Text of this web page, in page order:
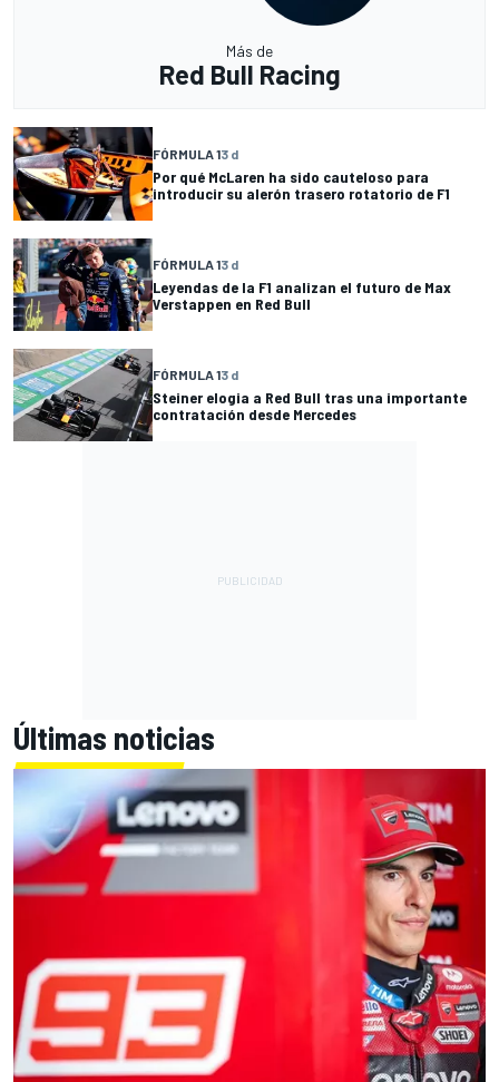
Más de
Red Bull Racing
FÓRMULA 13 d
Por qué McLaren ha sido cauteloso para
introducir su alerón trasero rotatorio de F1
FÓRMULA 13 d
Leyendas de la F1 analizan el futuro de Max
Verstappen en Red Bull
FÓRMULA 13 d
Steiner elogia a Red Bull tras una importante
contratación desde Mercedes
Últimas noticias